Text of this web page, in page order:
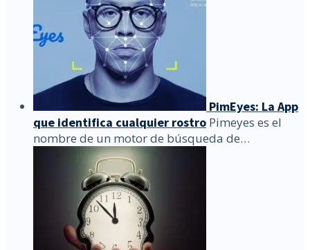
PimEyes: La App
que identifica cualquier rostro Pimeyes es el
nombre de un motor de búsqueda de…